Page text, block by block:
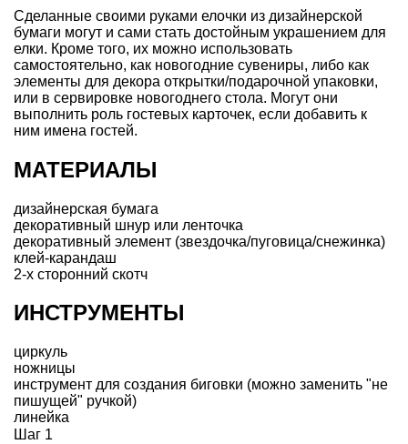
Сделанные своими руками елочки из дизайнерской
бумаги могут и сами стать достойным украшением для
елки. Кроме того, их можно использовать
самостоятельно, как новогодние сувениры, либо как
элементы для декора открытки/подарочной упаковки,
или в сервировке новогоднего стола. Могут они
выполнить роль гостевых карточек, если добавить к
ним имена гостей.
МАТЕРИАЛЫ
дизайнерская бумага
декоративный шнур или ленточка
декоративный элемент (звездочка/пуговица/снежинка)
клей-карандаш
2-х сторонний скотч
ИНСТРУМЕНТЫ
циркуль
ножницы
инструмент для создания биговки (можно заменить "не
пишущей" ручкой)
линейка
Шаг 1